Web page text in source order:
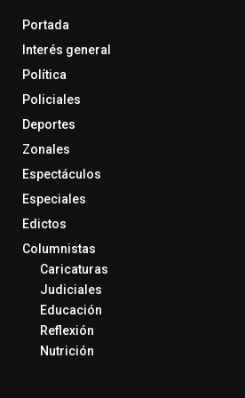
Portada
Interés general
Política
Policiales
Deportes
Zonales
Espectáculos
Especiales
Edictos
Columnistas
Caricaturas
Judiciales
Educación
Reflexión
Nutrición